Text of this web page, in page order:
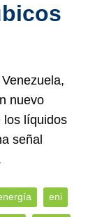
nuevo
los líquidos
señal
eni